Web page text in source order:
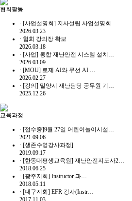
협회활동
· [사업설명회] 지사설립 사업설명회
2026.03.23
· 협회 강의장 확보
2026.03.18
· [사업] 통합 재난안전 시스템 설치…
2026.03.09
· [MOU] 로제 AI와 무선 AI …
2026.02.27
· [강의] 밀양시 재난담당 공무원 기…
2025.12.26
교육과정
· [접수중]9월 27일 어린이놀이시설…
2021.09.06
· [생존수영강사과정]
2019.09.17
· [한동대평생교육원] 재난안전지도사2…
2018.06.25
· [광주지회] Instructor 과…
2018.05.11
· [대구지회] EFR 강사(Instr…
2017.11.03